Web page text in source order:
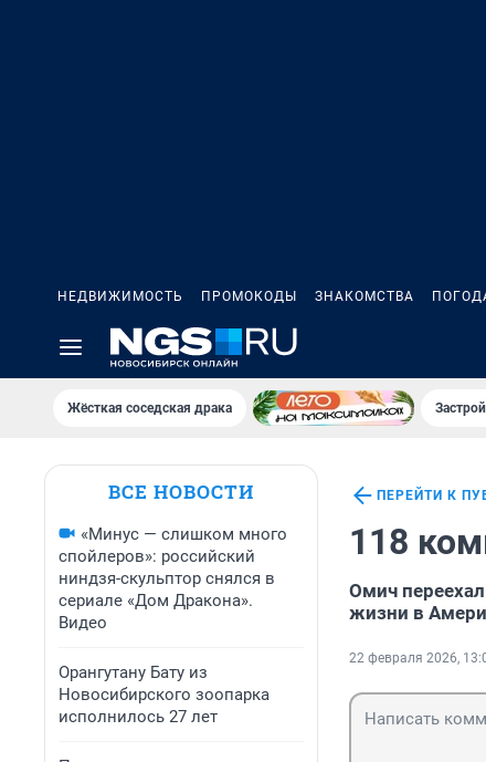
НЕДВИЖИМОСТЬ ПРОМОКОДЫ ЗНАКОМСТВА
Жёсткая соседская драка
ВСЕ НОВОСТИ
«Минус — слишком много
спойлеров»: российский
ниндзя-скульптор снялся в
сериале «Дом Дракона».
Видео
Орангутану Бату из
Новосибирского зоопарка
исполнилось 27 лет
ПЕРЕЙТИ К
118
Омич
жизни в
22 февраля 2026,